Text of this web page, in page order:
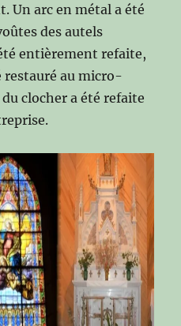
Un arc en métal a été
des autels
entièrement refaite,
restauré au micro-
clocher a été refaite